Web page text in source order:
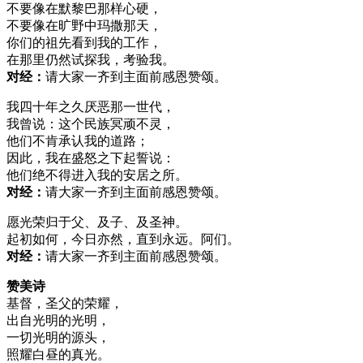
不要像在默黎巴那样心硬，
不要像在旷野中玛撒那天，
你们的祖先看到我的工作，
在那里仍然试探我，考验我。
对经： 请大家一齐到主面前感恩赞颂。
我四十年之久厌恶那一世代，
我曾说：这个民族冥顽不灵，
他们不肯承认我的道路；
因此，我在盛怒之下起誓说：
他们绝不得进入我的安居之所。
对经： 请大家一齐到主面前感恩赞颂。
愿光荣归于父、及子、及圣神。
起初如何，今日亦然，直到永远。阿们。
对经： 请大家一齐到主面前感恩赞颂。
赞美诗
基督，圣父的荣耀，
出自光明的光明，
一切光明的源头，
照耀白昼的真光。